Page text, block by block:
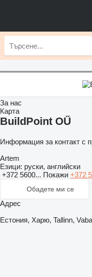
За нас
Карта
BuildPoint OŰ
Информация за контакт с
Artem
Езици: руски, английски
+372 5600... Покажи +372
Обадете ми се
Адрес
Естония, Харю, Tallinn,